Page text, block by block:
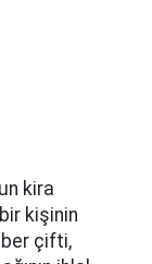
kira
kişinin
çifti,